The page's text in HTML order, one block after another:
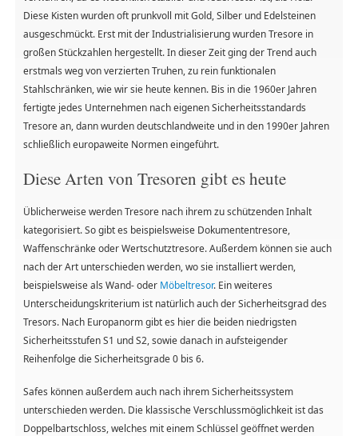
Diese Kisten wurden oft prunkvoll mit Gold, Silber und Edelsteinen
ausgeschmückt. Erst mit der Industrialisierung wurden Tresore in
großen Stückzahlen hergestellt. In dieser Zeit ging der Trend auch
erstmals weg von verzierten Truhen, zu rein funktionalen
Stahlschränken, wie wir sie heute kennen. Bis in die 1960er Jahren
fertigte jedes Unternehmen nach eigenen Sicherheitsstandards
Tresore an, dann wurden deutschlandweite und in den 1990er Jahren
schließlich europaweite Normen eingeführt.
Diese Arten von Tresoren gibt es heute
Üblicherweise werden Tresore nach ihrem zu schützenden Inhalt
kategorisiert. So gibt es beispielsweise Dokumententresore,
Waffenschränke oder Wertschutztresore. Außerdem können sie auch
nach der Art unterschieden werden, wo sie installiert werden,
beispielsweise als Wand- oder Möbeltresor. Ein weiteres
Unterscheidungskriterium ist natürlich auch der Sicherheitsgrad des
Tresors. Nach Europanorm gibt es hier die beiden niedrigsten
Sicherheitsstufen S1 und S2, sowie danach in aufsteigender
Reihenfolge die Sicherheitsgrade 0 bis 6.
Safes können außerdem auch nach ihrem Sicherheitssystem
unterschieden werden. Die klassische Verschlussmöglichkeit ist das
Doppelbartschloss, welches mit einem Schlüssel geöffnet werden